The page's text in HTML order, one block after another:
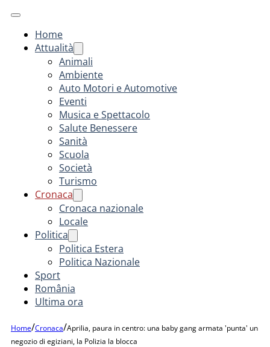
Home
Attualità
Animali
Ambiente
Auto Motori e Automotive
Eventi
Musica e Spettacolo
Salute Benessere
Sanità
Scuola
Società
Turismo
Cronaca
Cronaca nazionale
Locale
Politica
Politica Estera
Politica Nazionale
Sport
România
Ultima ora
Home/Cronaca/Aprilia, paura in centro: una baby gang armata 'punta' un
negozio di egiziani, la Polizia la blocca